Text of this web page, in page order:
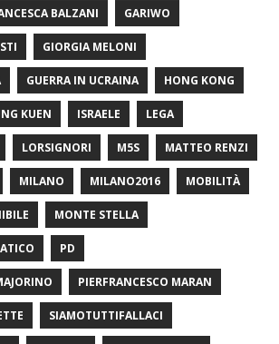
BALZANI GARIWO
GIORGIA MELONI
GUERRA IN UCRAINA HONG KONG
KUEN ISRAELE LEGA
LORSIGNORI M5S MATTEO RENZI
MILANO MILANO2016 MOBILITÀ
MONTE STELLA
PD
PIERFRANCESCO MARAN
SIAMOTUTTIFALLACI